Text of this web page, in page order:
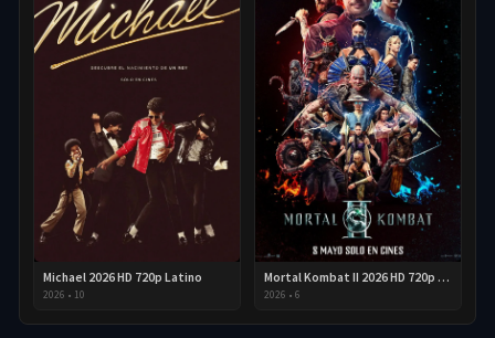
Michael 2026 HD 720p Latino
2026 • 10
Mortal Kombat II 2026 HD 720p Latino
2026 • 6